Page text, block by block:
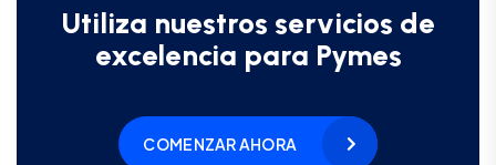
Utiliza nuestros servicios de
excelencia para Pymes
COMENZAR AHORA